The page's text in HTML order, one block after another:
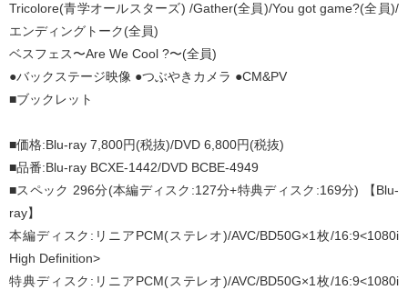
Tricolore(青学オールスターズ) /Gather(全員)/You got game?(全員)/
エンディングトーク(全員)
ベスフェス〜Are We Cool ?〜(全員)
●バックステージ映像 ●つぶやきカメラ ●CM&PV
■ブックレット
■価格:Blu-ray 7,800円(税抜)/DVD 6,800円(税抜)
■品番:Blu-ray BCXE-1442/DVD BCBE-4949
■スペック 296分(本編ディスク:127分+特典ディスク:169分) 【Blu-
ray】
本編ディスク:リニアPCM(ステレオ)/AVC/BD50G×1枚/16:9<1080i
High Definition>
特典ディスク:リニアPCM(ステレオ)/AVC/BD50G×1枚/16:9<1080i